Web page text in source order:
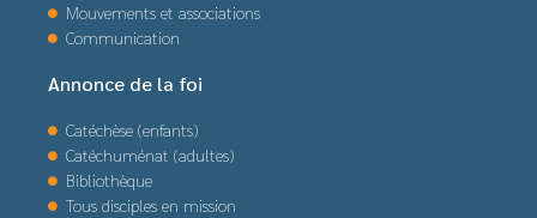
Mouvements et associations
Communication
Annonce de la foi
Catéchèse (enfants)
Catéchuménat (adultes)
Bibliothèque
Tous disciples en mission